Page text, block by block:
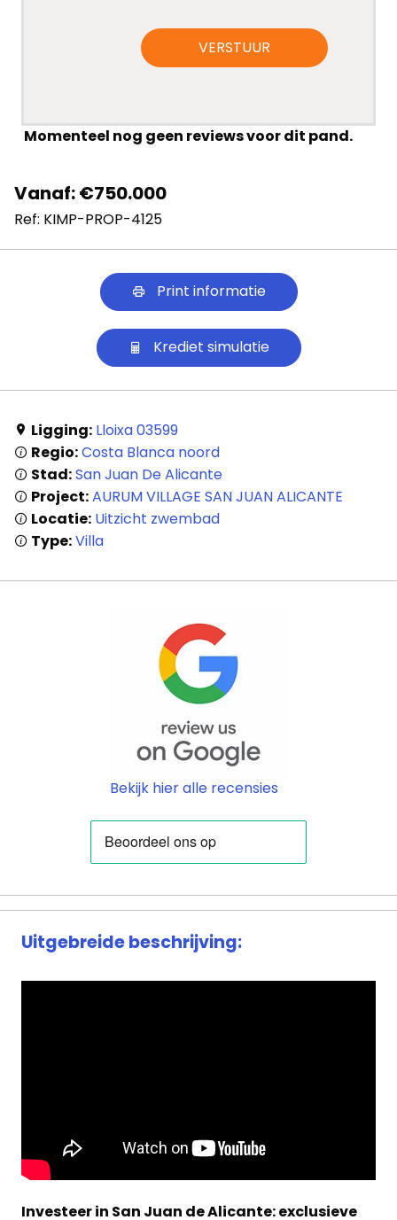
werkwijze
Contacteer
ons
VERSTUUR
Momenteel nog geen reviews voor dit pand.
Vanaf: €750.000
Ref: KIMP-PROP-4125
Print informatie
Krediet simulatie
Ligging: Lloixa 03599
Regio:Costa Blanca noord
Stad:San Juan De Alicante
Project:AURUM VILLAGE SAN JUAN ALICANTE
Locatie: Uitzicht zwembad
Type:Villa
Bekijk hier alle recensies
Uitgebreide beschrijving:
Investeer in San Juan de Alicante: exclusieve